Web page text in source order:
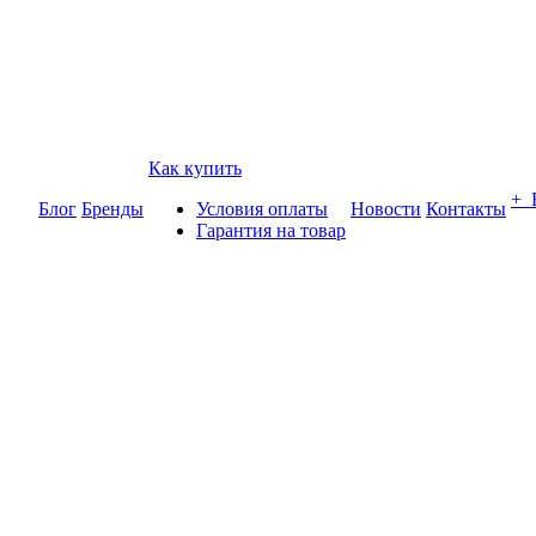
Блог Бренды
Как купить
Условия оплаты
Гарантия на товар
Новости Контакты +